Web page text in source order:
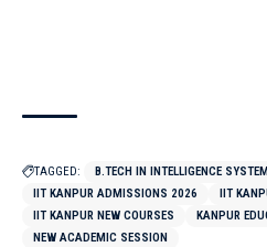
TAGGED:
B.TECH IN INTELLIGENCE
IIT KANPUR ADMISSIONS 2026
IIT
IIT KANPUR NEW COURSES
KANPUR
NEW ACADEMIC SESSION